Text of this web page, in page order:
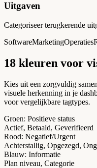
Uitgaven
Categoriseer terugkerende
SoftwareMarketingOperaties
18 kleuren voor
Kies uit een zorgvuldig
visuele herkenning in je
voor vergelijkbare tagtypes.
Groen: Positieve status
Actief, Betaald, Geverifieerd
Rood: Negatief/Urgent
Achterstallig, Opgezegd,
Blauw: Informatie
Plan niveau, Categorie